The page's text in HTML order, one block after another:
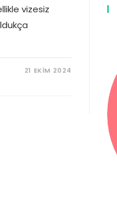
vizesiz
21 EKIM 2024